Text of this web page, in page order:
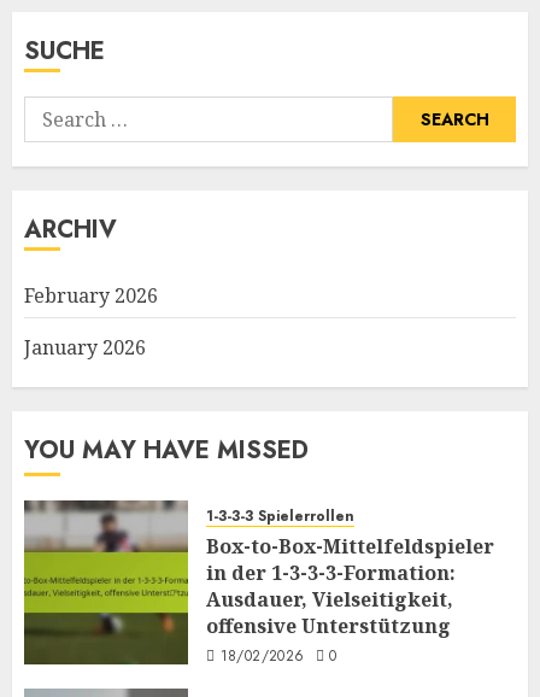
SUCHE
Search
for:
ARCHIV
February 2026
January 2026
YOU MAY HAVE MISSED
1-3-3-3 Spielerrollen
Box-to-Box-Mittelfeldspieler
in der 1-3-3-3-Formation:
Ausdauer, Vielseitigkeit,
offensive Unterstützung
18/02/2026 0